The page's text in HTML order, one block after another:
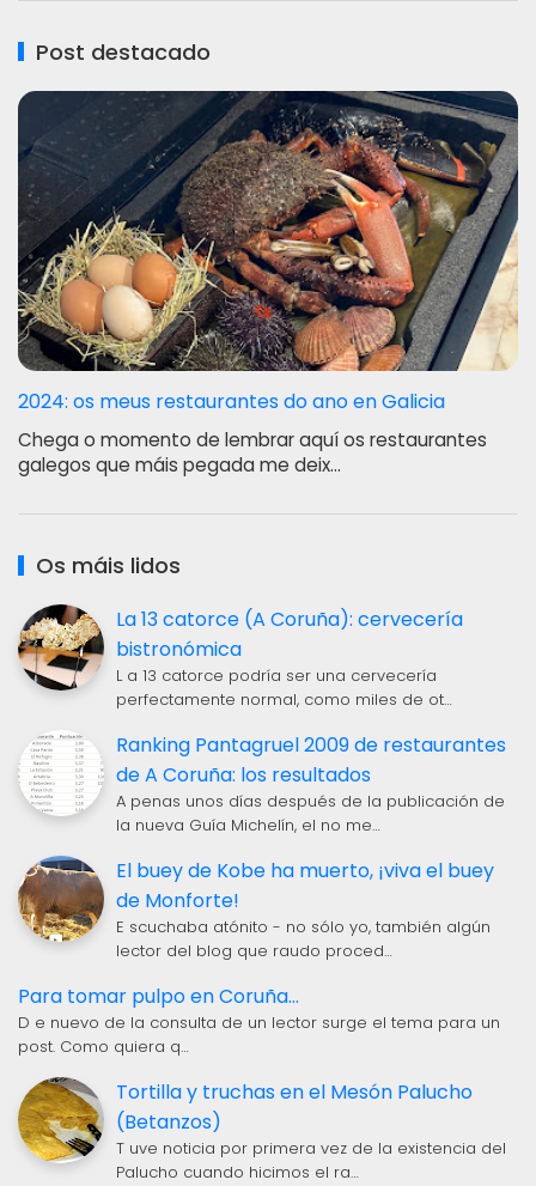
Post destacado
2024: os meus restaurantes do ano en Galicia
Chega o momento de lembrar aquí os restaurantes
galegos que máis pegada me deix…
Os máis lidos
La 13 catorce (A Coruña): cervecería
bistronómica
L a 13 catorce podría ser una cervecería
perfectamente normal, como miles de ot…
Ranking Pantagruel 2009 de restaurantes
de A Coruña: los resultados
A penas unos días después de la publicación de
la nueva Guía Michelín, el no me…
El buey de Kobe ha muerto, ¡viva el buey
de Monforte!
E scuchaba atónito - no sólo yo, también algún
lector del blog que raudo proced…
Para tomar pulpo en Coruña...
D e nuevo de la consulta de un lector surge el tema para un
post. Como quiera q…
Tortilla y truchas en el Mesón Palucho
(Betanzos)
T uve noticia por primera vez de la existencia del
Palucho cuando hicimos el ra…